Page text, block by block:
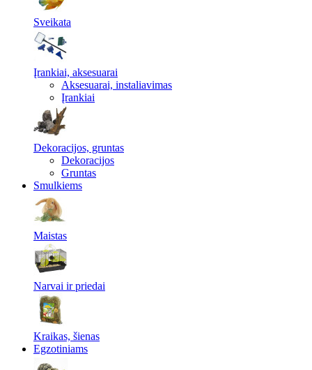
Sveikata
Įrankiai, aksesuarai
Aksesuarai, instaliavimas
Įrankiai
Dekoracijos, gruntas
Dekoracijos
Gruntas
Smulkiems
Maistas
Narvai ir priedai
Kraikas, šienas
Egzotiniams